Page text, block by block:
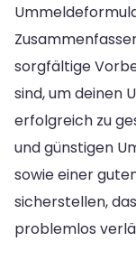
sorgfältige
sind, um deinen
erfolgreich zu
und günstigen
sowie einer
sicherstellen,
problemlos